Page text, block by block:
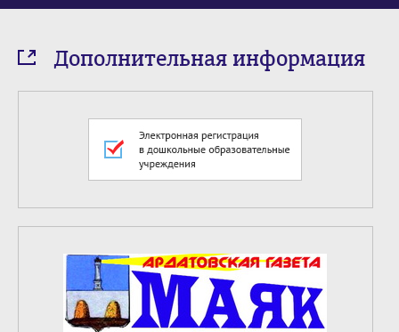
Дополнительная информация